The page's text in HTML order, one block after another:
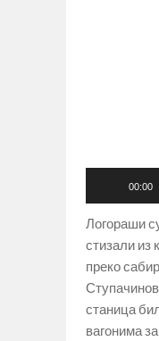
записа
00:00
Логораши
стизали из
преко
станица
вагонима